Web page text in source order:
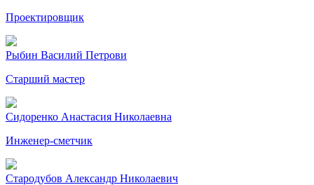
Проектировщик
Рыбин Василий Петрови
Старший мастер
Сидоренко Анастасия Николаевна
Инженер-сметчик
Стародубов Александр Николаевич